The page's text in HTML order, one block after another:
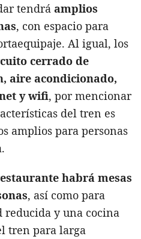
tendrá amplios
, con espacio para
Al igual, los
cerrado de
aire acondicionado,
y wifi, por mencionar
del tren es
amplios para personas
habrá mesas
, así como para
reducida y una cocina
tren para larga